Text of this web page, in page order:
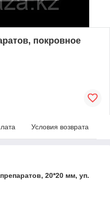
покровное
Условия возврата
20*20 мм, уп.